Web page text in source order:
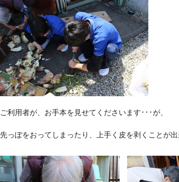
ご利用者が、お手本を見せてくださいます･･･が、
先っぽをおってしまったり、上手く皮を剥くことが出